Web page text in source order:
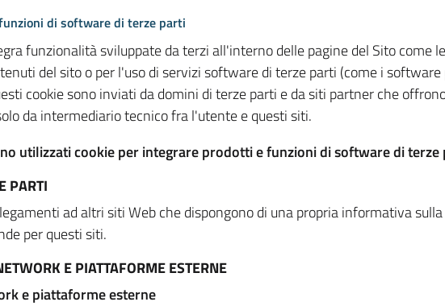
di software di terze parti
funzionalità sviluppate da terzi all'interno delle pagine del Sito come
del sito o per l'uso di servizi software di terze parti (come i
cookie sono inviati da domini di terze parti e da siti partner che
da intermediario tecnico fra l'utente e questi siti.
utilizzati cookie per integrare prodotti e funzioni di software di terze
PARTI
ad altri siti Web che dispongono di una propria informativa
per questi siti.
E PIATTAFORME ESTERNE
e piattaforme esterne